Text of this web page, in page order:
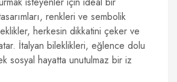
renkleri ve sembolik
herkesin dikkatini çeker ve
İtalyan bileklikleri, eğlence dolu
sosyal hayatta unutulmaz bir iz